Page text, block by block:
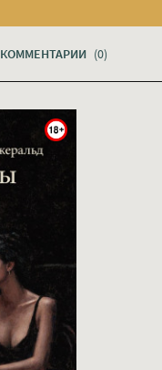
КОММЕНТАРИИ (0)